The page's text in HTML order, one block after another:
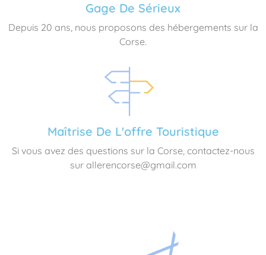
Gage De Sérieux
Depuis 20 ans, nous proposons des hébergements sur la
Corse.
Maîtrise De L'offre Touristique
Si vous avez des questions sur la Corse, contactez-nous
sur allerencorse@gmail.com